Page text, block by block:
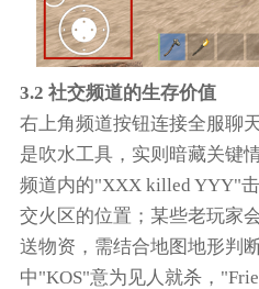
3.2 社交频道的生存价值
右上角频道按钮连接全服聊
是吹水工具，实则暗藏关键情
频道内的"XXX killed YYY"
交火区的位置；某些老玩家
送物资，需结合地图地形判
中"KOS"意为见人就杀，